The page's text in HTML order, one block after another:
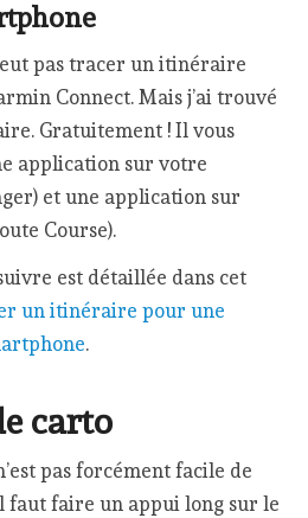
pas tracer un itinéraire
Connect. Mais j’ai trouvé
Gratuitement ! Il vous
application sur votre
et une application sur
Course).
est détaillée dans cet
un itinéraire pour une
.
carto
pas forcément facile de
faire un appui long sur le